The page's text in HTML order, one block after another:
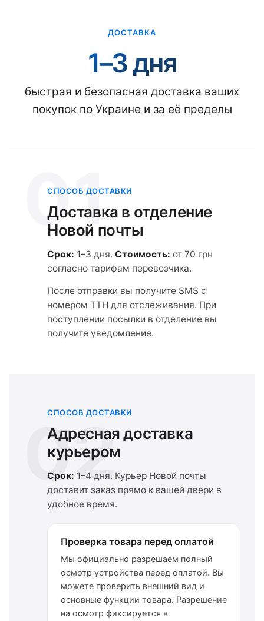
ДОСТАВКА
1–3 дня
быстрая и безопасная доставка ваших
покупок по Украине и за её пределы
01
СПОСОБ ДОСТАВКИ
Доставка в отделение
Новой почты
Срок: 1–3 дня. Стоимость: от 70 грн
согласно тарифам перевозчика.
После отправки вы получите SMS с
номером ТТН для отслеживания. При
поступлении посылки в отделение вы
получите уведомление.
02
СПОСОБ ДОСТАВКИ
Адресная доставка
курьером
Срок: 1–4 дня. Курьер Новой почты
доставит заказ прямо к вашей двери в
удобное время.
Проверка товара перед оплатой
Мы официально разрешаем полный
осмотр устройства перед оплатой. Вы
можете проверить внешний вид и
основные функции товара. Разрешение
на осмотр фиксируется в